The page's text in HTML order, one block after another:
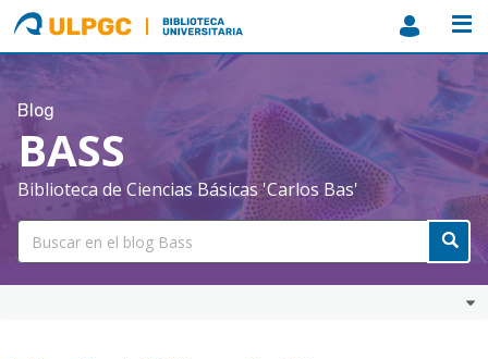
ULPGC
Biblioteca
ULPGC
Blog
BASS
Biblioteca de Ciencias Básicas 'Carlos Bas'